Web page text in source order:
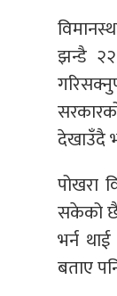
झन्डै
देखाउँदै
पोखरा
सकेको
भर्न
बताए